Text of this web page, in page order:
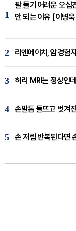
1
팔 들기 어려운 오십
안 되는 이유 [이병
2 리엔에이치, 암경험
3 허리 MRI는 정상인
4 손발톱 들뜨고 벗겨
5